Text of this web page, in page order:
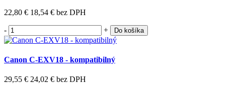
22,80 € 18,54 € bez DPH
- + Do košíka
Canon C-EXV18 - kompatibilný
29,55 € 24,02 € bez DPH